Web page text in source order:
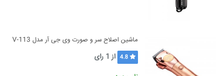
ماشین اصلاح سر و صورت وی جی آر مدل V-113
4.8 از 1 رای